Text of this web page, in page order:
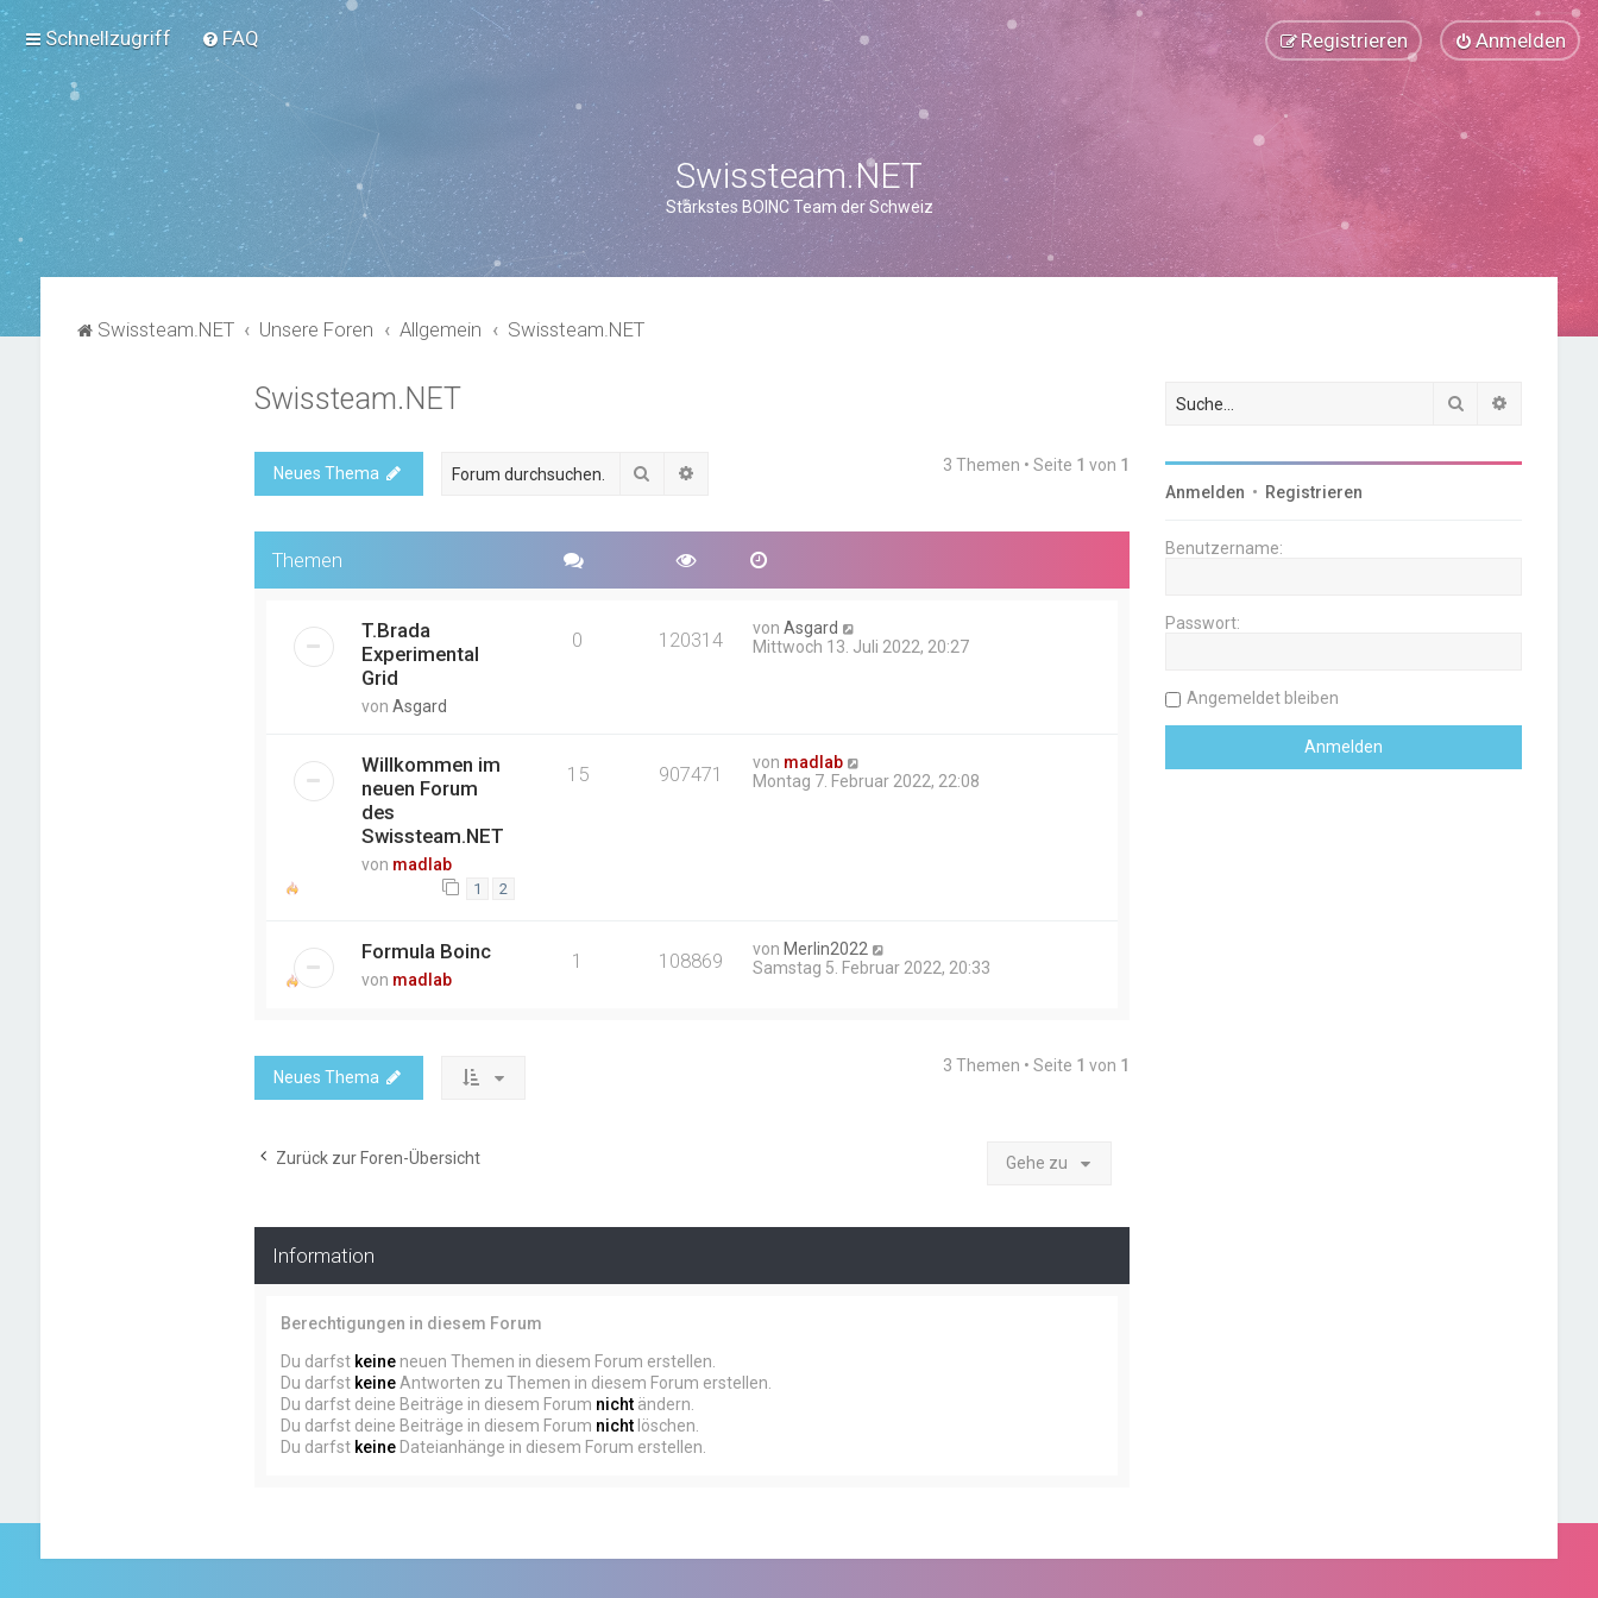
Schnellzugriff FAQ Anmelden
Registrieren
Swissteam.NET
Stärkstes BOINC Team der Schweiz
Swissteam.NET Unsere Foren Allgemein Swissteam.NET
Swissteam.NET
Neues Thema Suche 3 Themen • Seite 1 von 1
Themen
T.Brada
Experimental
Grid
von Asgard
0 120314 vonAsgard
Mittwoch 13. Juli 2022, 20:27
Willkommen im
neuen Forum
des
Swissteam.NET
von madlab
1 2
15 907471 von madlab
Montag 7. Februar 2022, 22:08
Formula Boinc
von madlab
1 108869 von Merlin2022
Samstag 5. Februar 2022, 20:33
Neues Thema
3 Themen • Seite 1 von 1
Zurück zur Foren-Übersicht Gehe zu
Information
Berechtigungen in diesem Forum
Du darfst keineneuen Themen in diesem Forum erstellen.
Du darfst keineAntworten zu Themen in diesem Forum erstellen.
Du darfst deine Beiträge in diesem Forum nichtändern.
Du darfst deine Beiträge in diesem Forum nichtlöschen.
Du darfst keineDateianhänge in diesem Forum erstellen.
Suche
Anmelden • Registrieren
Benutzername:
Passwort:
Angemeldet bleiben